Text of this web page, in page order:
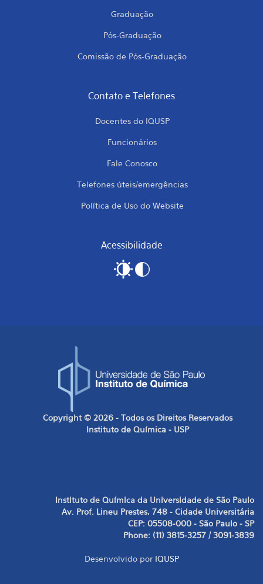
Graduação
Pós-Graduação
Comissão de Pós-Graduação
Contato e Telefones
Docentes do IQUSP
Funcionários
Fale Conosco
Telefones úteis/emergências
Política de Uso do Website
Acessibilidade
Copyright © 2026 - Todos os Direitos Reservados
Instituto de Química - USP
Instituto de Química da Universidade de São Paulo
Av. Prof. Lineu Prestes, 748 - Cidade Universitária
CEP: 05508-000 - São Paulo - SP
Phone: (11) 3815-3257 / 3091-3839
Desenvolvido por IQUSP